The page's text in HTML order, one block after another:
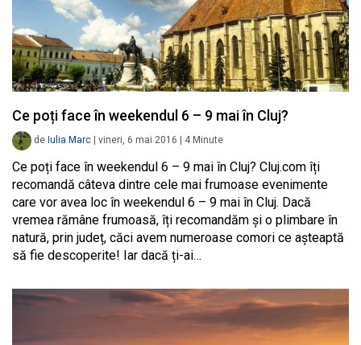
Ce poți face în weekendul 6 – 9 mai în Cluj?
de Iulia Marc vineri, 6 mai 2016 4 Minute
Ce poți face în weekendul 6 – 9 mai în Cluj? Cluj.com îți
recomandă câteva dintre cele mai frumoase evenimente
care vor avea loc în weekendul 6 – 9 mai în Cluj. Dacă
vremea rămâne frumoasă, îți recomandăm și o plimbare în
natură, prin județ, căci avem numeroase comori ce așteaptă
să fie descoperite! Iar dacă ți-ai…